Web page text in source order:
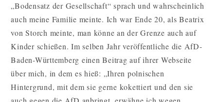
„Bodensatz der Gesellschaft“ sprach und wahrscheinlich
auch meine Familie meinte. Ich war Ende 20, als Beatrix
von Storch meinte, man könne an der Grenze auch auf
Kinder schießen. Im selben Jahr veröffentliche die AfD-
Baden-Württemberg einen Beitrag auf ihrer Webseite
über mich, in dem es hieß: „Ihren polnischen
Hintergrund, mit dem sie gerne kokettiert und den sie